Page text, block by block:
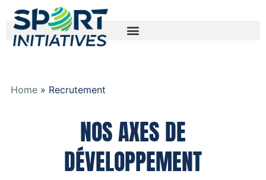
Home» Recrutement
NOS AXES DE
DÉVELOPPEMENT